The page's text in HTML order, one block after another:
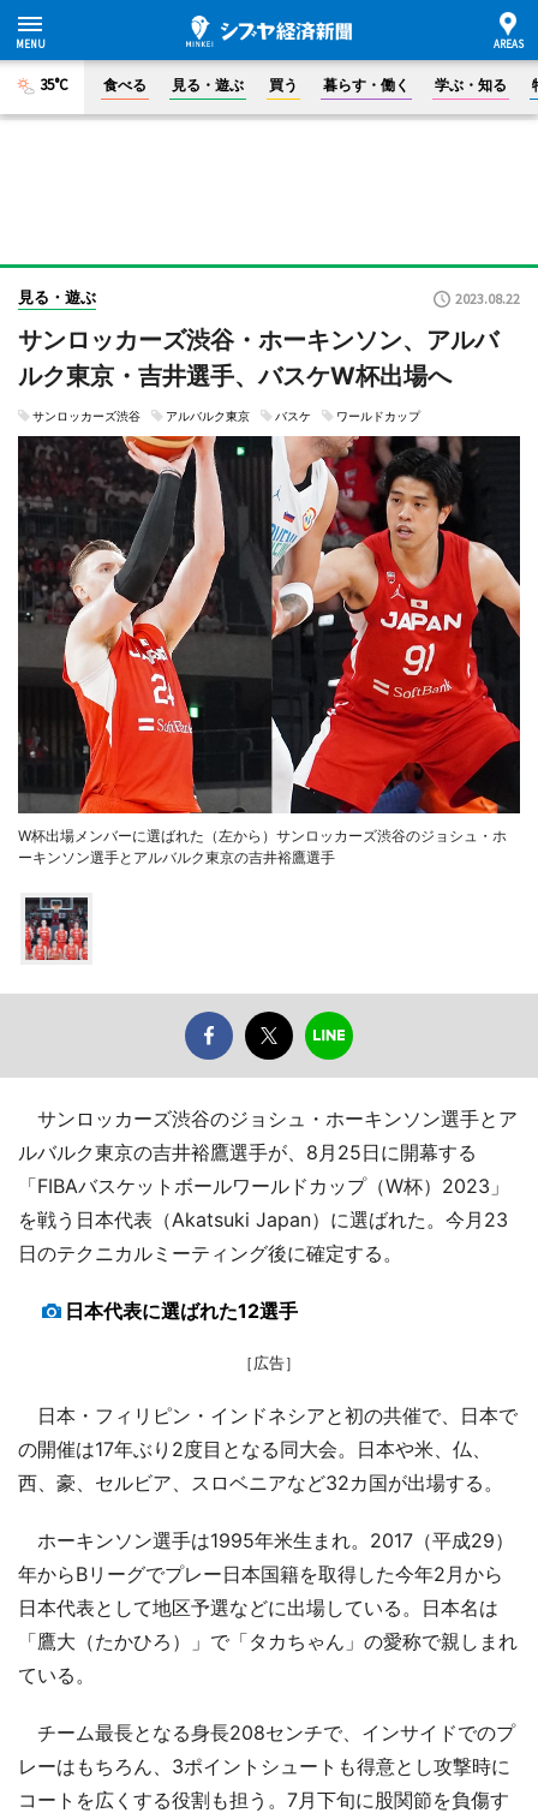
35°C 食べる 見る・遊ぶ 買う 暮らす・働く 学ぶ・知る
見る・遊ぶ 2023.08.22
サンロッカーズ渋谷・ホーキンソン、アルバ
ルク東京・吉井選手、バスケW杯出場へ
サンロッカーズ渋谷 アルバルク東京 バスケ ワールドカップ
W杯出場メンバーに選ばれた（左から）サンロッカーズ渋谷のジョシュ・ホ
ーキンソン選手とアルバルク東京の吉井裕鷹選手
サンロッカーズ渋谷のジョシュ・ホーキンソン選手とア
ルバルク東京の吉井裕鷹選手が、8月25日に開幕する
「FIBAバスケットボールワールドカップ（W杯）2023」
を戦う日本代表（Akatsuki Japan）に選ばれた。今月23
日のテクニカルミーティング後に確定する。
日本代表に選ばれた12選手
［広告］
日本・フィリピン・インドネシアと初の共催で、日本で
の開催は17年ぶり2度目となる同大会。日本や米、仏、
西、豪、セルビア、スロベニアなど32カ国が出場する。
ホーキンソン選手は1995年米生まれ。2017（平成29）
年からBリーグでプレー日本国籍を取得した今年2月から
日本代表として地区予選などに出場している。日本名は
「鷹大（たかひろ）」で「タカちゃん」の愛称で親しまれ
ている。
チーム最長となる身長208センチで、インサイドでのプ
レーはもちろん、3ポイントシュートも得意とし攻撃時に
コートを広くする役割も担う。7月下旬に股関節を負傷す